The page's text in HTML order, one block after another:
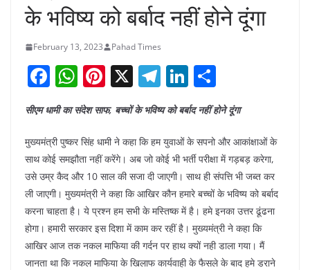
के भविष्य को बर्बाद नहीं होने दूंगा
February 13, 2023 Pahad Times
F
a
c
e
b
o
o
k
W
h
at
s
A
p
p
Pi
er
e
st
X T
el
e
gr
a
m
Li
n
k
e
dI
n
h
ar
e
सीएम धामी का संदेश साफ, बच्चों के भविष्य को बर्बाद नहीं होने दूंगा
मुख्यमंत्री पुष्कर सिंह धामी ने कहा कि हम युवाओं के सपनो और आकांक्षाओं के
साथ कोई समझौता नहीं करेंगे। अब जो कोई भी भर्ती परीक्षा में गड़बड़ करेगा,
उसे उम्र कैद और 10 साल की सजा दी जाएगी। साथ ही संपत्ति भी जब्त कर
ली जाएगी। मुख्यमंत्री ने कहा कि आखिर कौन हमारे बच्चों के भविष्य को बर्बाद
करना चाहता है। ये प्रश्न हम सभी के मस्तिष्क में है। हमे इनका उत्तर ढूंढना
होगा। हमारी सरकार इस दिशा में काम कर रहीं है। मुख्यमंत्री ने कहा कि
आखिर आज तक नकल माफिया की गर्दन पर हाथ क्यों नही डाला गया। मैं
जानता था कि नकल माफिया के खिलाफ कार्यवाही के फैसले के बाद हमे डराने